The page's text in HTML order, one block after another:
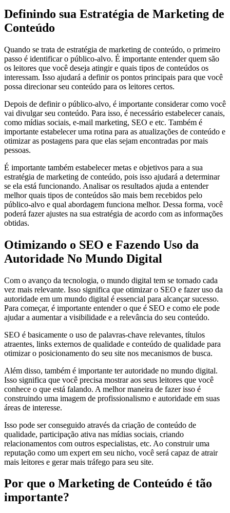
Definindo sua Estratégia de Marketing de
Conteúdo
Quando se trata de estratégia de marketing de conteúdo, o primeiro
passo é identificar o público-alvo. É importante entender quem são
os leitores que você deseja atingir e quais tipos de conteúdos os
interessam. Isso ajudará a definir os pontos principais para que você
possa direcionar seu conteúdo para os leitores certos.
Depois de definir o público-alvo, é importante considerar como você
vai divulgar seu conteúdo. Para isso, é necessário estabelecer canais,
como mídias sociais, e-mail marketing, SEO e etc. Também é
importante estabelecer uma rotina para as atualizações de conteúdo e
otimizar as postagens para que elas sejam encontradas por mais
pessoas.
É importante também estabelecer metas e objetivos para a sua
estratégia de marketing de conteúdo, pois isso ajudará a determinar
se ela está funcionando. Analisar os resultados ajuda a entender
melhor quais tipos de conteúdos são mais bem recebidos pelo
público-alvo e qual abordagem funciona melhor. Dessa forma, você
poderá fazer ajustes na sua estratégia de acordo com as informações
obtidas.
Otimizando o SEO e Fazendo Uso da
Autoridade No Mundo Digital
Com o avanço da tecnologia, o mundo digital tem se tornado cada
vez mais relevante. Isso significa que otimizar o SEO e fazer uso da
autoridade em um mundo digital é essencial para alcançar sucesso.
Para começar, é importante entender o que é SEO e como ele pode
ajudar a aumentar a visibilidade e a relevância do seu conteúdo.
SEO é basicamente o uso de palavras-chave relevantes, títulos
atraentes, links externos de qualidade e conteúdo de qualidade para
otimizar o posicionamento do seu site nos mecanismos de busca.
Além disso, também é importante ter autoridade no mundo digital.
Isso significa que você precisa mostrar aos seus leitores que você
conhece o que está falando. A melhor maneira de fazer isso é
construindo uma imagem de profissionalismo e autoridade em suas
áreas de interesse.
Isso pode ser conseguido através da criação de conteúdo de
qualidade, participação ativa nas mídias sociais, criando
relacionamentos com outros especialistas, etc. Ao construir uma
reputação como um expert em seu nicho, você será capaz de atrair
mais leitores e gerar mais tráfego para seu site.
Por que o Marketing de Conteúdo é tão
importante?